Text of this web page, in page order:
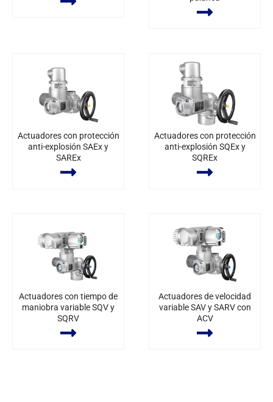
Actuadores con protección
anti-explosión SAEx y
SAREx
Actuadores con protección
anti-explosión SQEx y
SQREx
Actuadores con tiempo de
maniobra variable SQV y
SQRV
Actuadores de velocidad
variable SAV y SARV con
ACV